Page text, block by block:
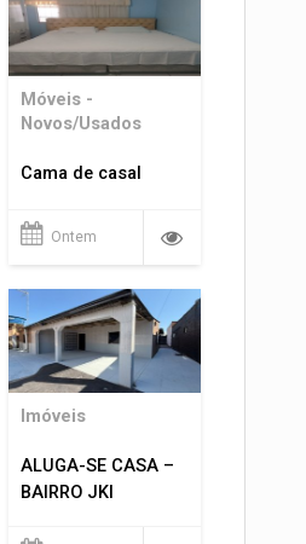
Móveis -
Novos/Usados
Cama de casal
Ontem
Imóveis
ALUGA-SE CASA –
BAIRRO JKI